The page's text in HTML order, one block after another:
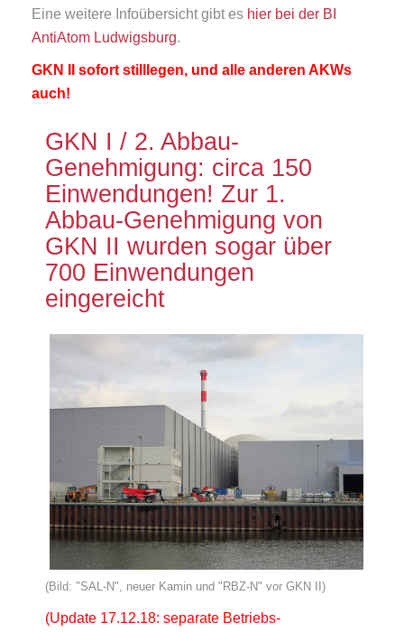
Eine weitere Infoübersicht gibt es hier bei der BI
AntiAtom Ludwigsburg.
GKN II sofort stilllegen, und alle anderen AKWs
auch!
GKN I / 2. Abbau-
Genehmigung: circa 150
Einwendungen! Zur 1.
Abbau-Genehmigung von
GKN II wurden sogar über
700 Einwendungen
eingereicht
(Bild: "SAL-N", neuer Kamin und "RBZ-N" vor GKN II)
(Update 17.12.18: separate Betriebs-